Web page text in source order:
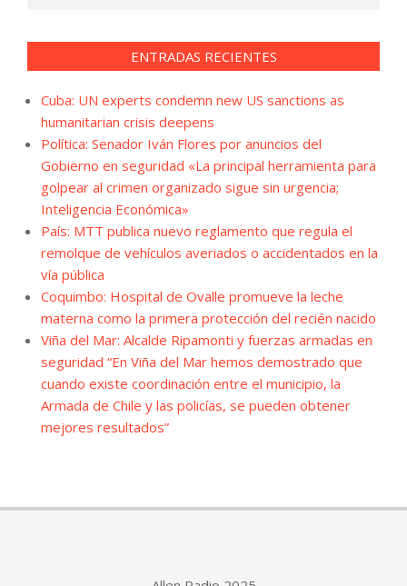
ENTRADAS RECIENTES
Cuba: UN experts condemn new US sanctions as
humanitarian crisis deepens
Política: Senador Iván Flores por anuncios del
Gobierno en seguridad «La principal herramienta para
golpear al crimen organizado sigue sin urgencia;
Inteligencia Económica»
País: MTT publica nuevo reglamento que regula el
remolque de vehículos averiados o accidentados en la
vía pública
Coquimbo: Hospital de Ovalle promueve la leche
materna como la primera protección del recién nacido
Viña del Mar: Alcalde Ripamonti y fuerzas armadas en
seguridad “En Viña del Mar hemos demostrado que
cuando existe coordinación entre el municipio, la
Armada de Chile y las policías, se pueden obtener
mejores resultados”